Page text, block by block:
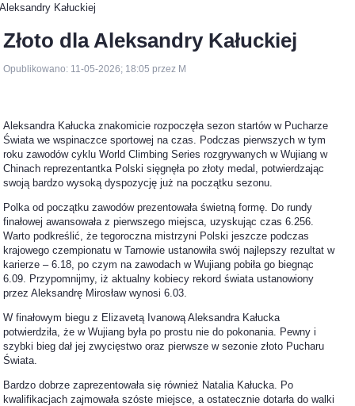
Aleksandry Kałuckiej
Złoto dla Aleksandry Kałuckiej
Opublikowano: 11-05-2026; 18:05 przez M
Aleksandra Kałucka znakomicie rozpoczęła sezon startów w Pucharze
Świata we wspinaczce sportowej na czas. Podczas pierwszych w tym
roku zawodów cyklu World Climbing Series rozgrywanych w Wujiang w
Chinach reprezentantka Polski sięgnęła po złoty medal, potwierdzając
swoją bardzo wysoką dyspozycję już na początku sezonu.
Polka od początku zawodów prezentowała świetną formę. Do rundy
finałowej awansowała z pierwszego miejsca, uzyskując czas 6.256.
Warto podkreślić, że tegoroczna mistrzyni Polski jeszcze podczas
krajowego czempionatu w Tarnowie ustanowiła swój najlepszy rezultat w
karierze – 6.18, po czym na zawodach w Wujiang pobiła go biegnąc
6.09. Przypomnijmy, iż aktualny kobiecy rekord świata ustanowiony
przez Aleksandrę Mirosław wynosi 6.03.
W finałowym biegu z Elizavetą Ivanową Aleksandra Kałucka
potwierdziła, że w Wujiang była po prostu nie do pokonania. Pewny i
szybki bieg dał jej zwycięstwo oraz pierwsze w sezonie złoto Pucharu
Świata.
Bardzo dobrze zaprezentowała się również Natalia Kałucka. Po
kwalifikacjach zajmowała szóste miejsce, a ostatecznie dotarła do walki